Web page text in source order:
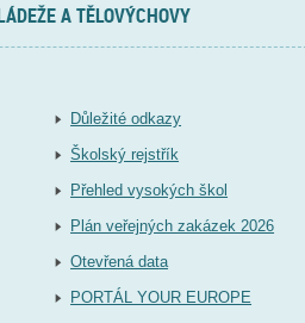
A TĚLOVÝCHOVY
Důležité odkazy
Školský rejstřík
Přehled vysokých škol
Plán veřejných zakázek 2026
Otevřená data
PORTÁL YOUR EUROPE